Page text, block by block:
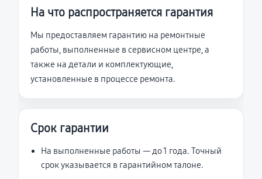
На что распространяется гарантия
Мы предоставляем гарантию на ремонтные
работы, выполненные в сервисном центре, а
также на детали и комплектующие,
установленные в процессе ремонта.
Срок гарантии
На выполненные работы — до 1 года. Точный
срок указывается в гарантийном талоне.